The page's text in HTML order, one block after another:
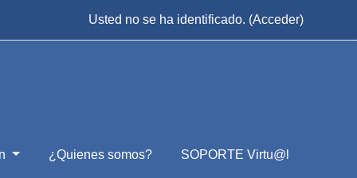
Usted no se ha identificado. (Acceder)
¿Quienes somos? SOPORTE Virtu@l